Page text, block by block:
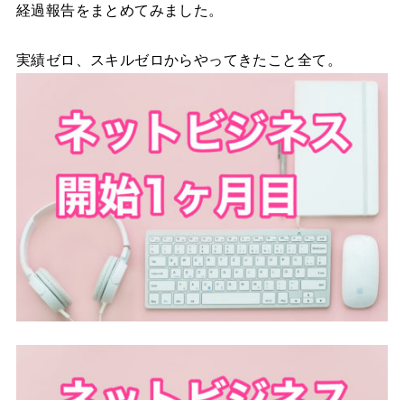
経過報告をまとめてみました。
実績ゼロ、スキルゼロからやってきたこと全て。